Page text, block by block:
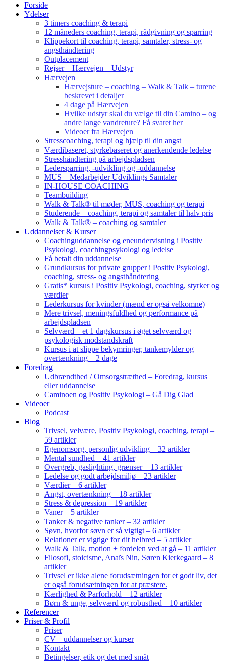
Forside
Ydelser
3 timers coaching & terapi
12 måneders coaching, terapi, rådgivning og sparring
Klippekort til coaching, terapi, samtaler, stress- og
angsthåndtering
Outplacement
Rejser – Hærvejen – Udstyr
Hærvejen
Hærvejsture – coaching – Walk & Talk – turene
beskrevet i detaljer
4 dage på Hærvejen
Hvilke udstyr skal du vælge til din Camino – og
andre lange vandreture? Få svaret her
Videoer fra Hærvejen
Stresscoaching, terapi og hjælp til din angst
Værdibaseret, styrkebaseret og anerkendende ledelse
Stresshåndtering på arbejdspladsen
Ledersparring, -udvikling og -uddannelse
MUS – Medarbejder Udviklings Samtaler
IN-HOUSE COACHING
Teambuilding
Walk & Talk® til møder, MUS, coaching og terapi
Studerende – coaching, terapi og samtaler til halv pris
Walk & Talk® – coaching og samtaler
Uddannelser & Kurser
Coachinguddannelse og eneundervisning i Positiv
Psykologi, coachingpsykologi og ledelse
Få betalt din uddannelse
Grundkursus for private grupper i Positiv Psykologi,
coaching, stress- og angsthåndtering
Gratis* kursus i Positiv Psykologi, coaching, styrker og
værdier
Lederkursus for kvinder (mænd er også velkomne)
Mere trivsel, meningsfuldhed og performance på
arbejdspladsen
Selvværd – et 1 dagskursus i øget selvværd og
psykologisk modstandskraft
Kursus i at slippe bekymringer, tankemylder og
overtænkning – 2 dage
Foredrag
Udbrændthed / Omsorgstræthed – Foredrag, kursus
eller uddannelse
Caminoen og Positiv Psykologi – Gå Dig Glad
Videoer
Podcast
Blog
Trivsel, velvære, Positiv Psykologi, coaching, terapi –
59 artikler
Egenomsorg, personlig udvikling – 32 artikler
Mental sundhed – 41 artikler
Overgreb, gaslighting, grænser – 13 artikler
Ledelse og godt arbejdsmiljø – 23 artikler
Værdier – 6 artikler
Angst, overtænkning – 18 artikler
Stress & depression – 19 artikler
Vaner – 5 artikler
Tanker & negative tanker – 32 artikler
Søvn, hvorfor søvn er så vigtigt – 6 artikler
Relationer er vigtige for dit helbred – 5 artikler
Walk & Talk, motion + fordelen ved at gå – 11 artikler
Filosofi, stoicisme, Anaïs Nin, Søren Kierkegaard – 8
artikler
Trivsel er ikke alene forudsætningen for et godt liv, det
er også forudsætningen for at præstere.
Kærlighed & Parforhold – 12 artikler
Børn & unge, selvværd og robusthed – 10 artikler
Referencer
Priser & Profil
Priser
CV – uddannelser og kurser
Kontakt
Betingelser, etik og det med småt